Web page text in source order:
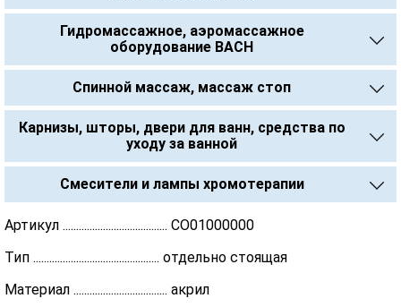
Гидромассажное, аэромассажное
оборудование BACH
Спинной массаж, массаж стоп
Карнизы, шторы, двери для ванн, средства по
уходу за ванной
Смесители и лампы хромотерапии
Артикул ....................................... CO01000000
Тип ............................................... отдельно стоящая
Материал ................................... акрил